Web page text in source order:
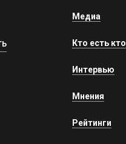
Медиа
Кто есть кто
Интервью
Мнения
Рейтинги